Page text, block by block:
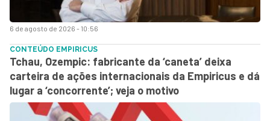
6 de agosto de 2026 - 10:56
CONTEÚDO EMPIRICUS
Tchau, Ozempic: fabricante da ‘caneta’ deixa
carteira de ações internacionais da Empiricus e dá
lugar a ‘concorrente’; veja o motivo